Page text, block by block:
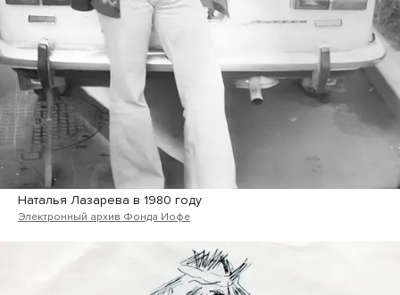
Наталья Лазарева в 1980 году
Электронный архив Фонда Иофе